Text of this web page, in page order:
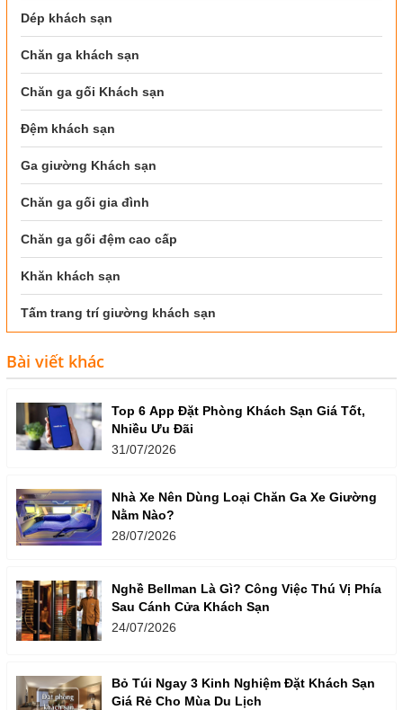
Dép khách sạn
Chăn ga khách sạn
Chăn ga gối Khách sạn
Đệm khách sạn
Ga giường Khách sạn
Chăn ga gối gia đình
Chăn ga gối đệm cao cấp
Khăn khách sạn
Tấm trang trí giường khách sạn
Bài viết khác
Top 6 App Đặt Phòng Khách Sạn Giá Tốt,
Nhiều Ưu Đãi
31/07/2026
Nhà Xe Nên Dùng Loại Chăn Ga Xe Giường
Nằm Nào?
28/07/2026
Nghề Bellman Là Gì? Công Việc Thú Vị Phía
Sau Cánh Cửa Khách Sạn
24/07/2026
Bỏ Túi Ngay 3 Kinh Nghiệm Đặt Khách Sạn
Giá Rẻ Cho Mùa Du Lịch